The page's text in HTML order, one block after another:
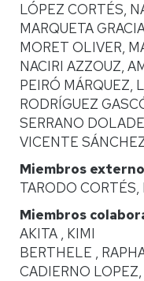
LÓPEZ CORTÉS,
MARQUETA
MORET OLIVER,
NACIRI AZZOUZ,
PEIRÓ MÁRQUEZ,
RODRÍGUEZ
SERRANO
VICENTE
Miembros
TARODO CORTÉS,
Miembros
AKITA , KIMI
BERTHELE ,
CADIERNO